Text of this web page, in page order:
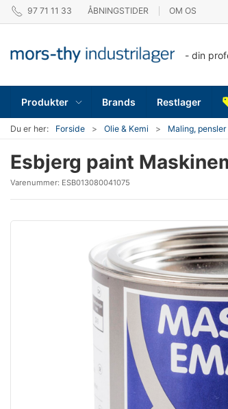
97 71 11 33 ÅBNINGSTIDER OM OS
- din
Produkter Brands Restlager
Du er her: Forside Olie & Kemi Maling,
Esbjerg paint
Varenummer: ESB013080041075